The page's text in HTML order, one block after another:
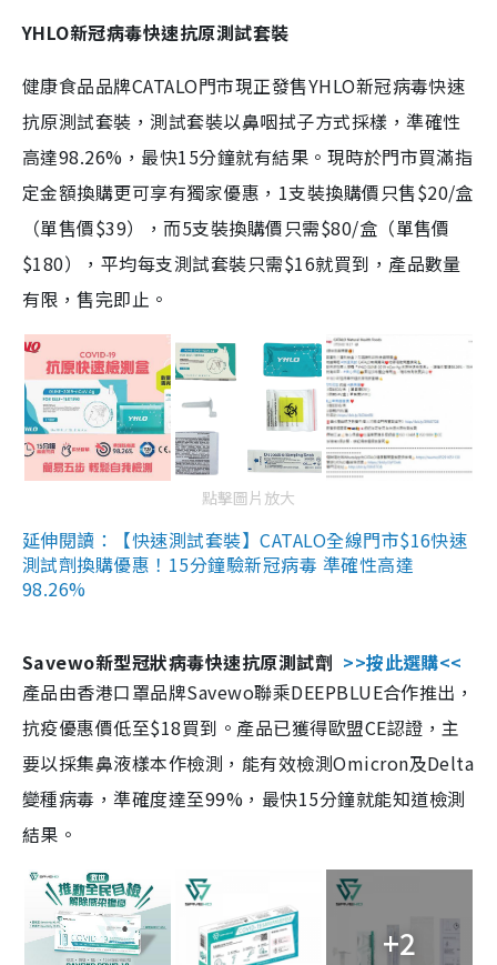
YHLO新冠病毒快速抗原測試套裝
健康食品品牌CATALO門市現正發售YHLO新冠病毒快速
抗原測試套裝，測試套裝以鼻咽拭子方式採樣，準確性
高達98.26%，最快15分鐘就有結果。現時於門市買滿指
定金額換購更可享有獨家優惠，1支裝換購價只售$20/盒
（單售價$39），而5支裝換購價只需$80/盒（單售價
$180），平均每支測試套裝只需$16就買到，產品數量
有限，售完即止。
點擊圖片放大
延伸閱讀：【快速測試套裝】CATALO全線門市$16快速
測試劑換購優惠！15分鐘驗新冠病毒 準確性高達
98.26%
Savewo新型冠狀病毒快速抗原測試劑 >>按此選購<<
產品由香港口罩品牌Savewo聯乘DEEPBLUE合作推出，
抗疫優惠價低至$18買到。產品已獲得歐盟CE認證，主
要以採集鼻液樣本作檢測，能有效檢測Omicron及Delta
變種病毒，準確度達至99%，最快15分鐘就能知道檢測
結果。
+2